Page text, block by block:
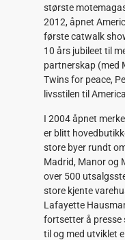
største
2012, åpnet
første catwalk
10 års jubileet til
partnerskap (med
Twins for peace,
livsstilen til
I 2004 åpnet
er blitt
store byer rundt
Madrid, Manor og
over 500
store kjente
Lafayette
fortsetter å presse
til og med utviklet